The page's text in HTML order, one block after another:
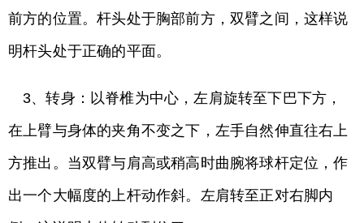
前方的位置。杆头处于胸部前方，双臂之间，这样说
明杆头处于正确的平面。
3、转身：以脊椎为中心，左肩旋转至下巴下方，
在上臂与身体的夹角不变之下，左手自然伸直往右上
方推出。当双臂与肩高或稍高时曲腕将球杆定位，作
出一个大幅度的上杆动作斜。左肩转至正对右脚内